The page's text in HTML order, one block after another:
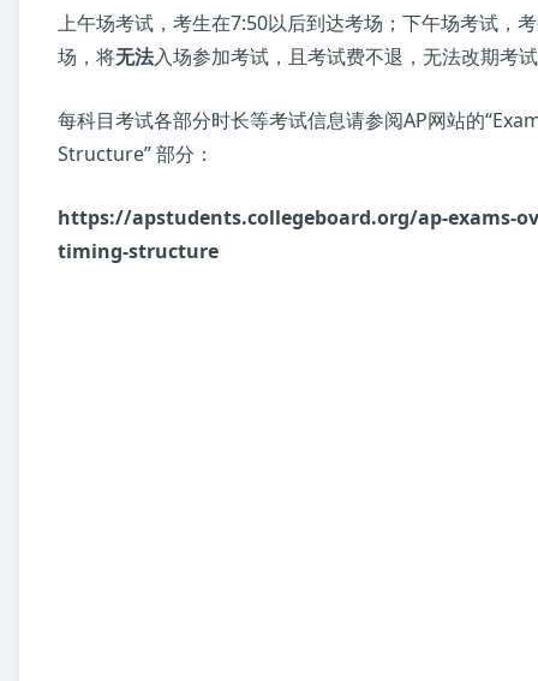
上午场考试，考生在7:50以后到达考场；下午场考试，
场，将无法入场参加考试，且考试费不退，无法改期考
每科目考试各部分时长等考试信息请参阅AP网站的
Structure” 部分：
https://apstudents.collegeboard.org/ap-exams-
timing-structure